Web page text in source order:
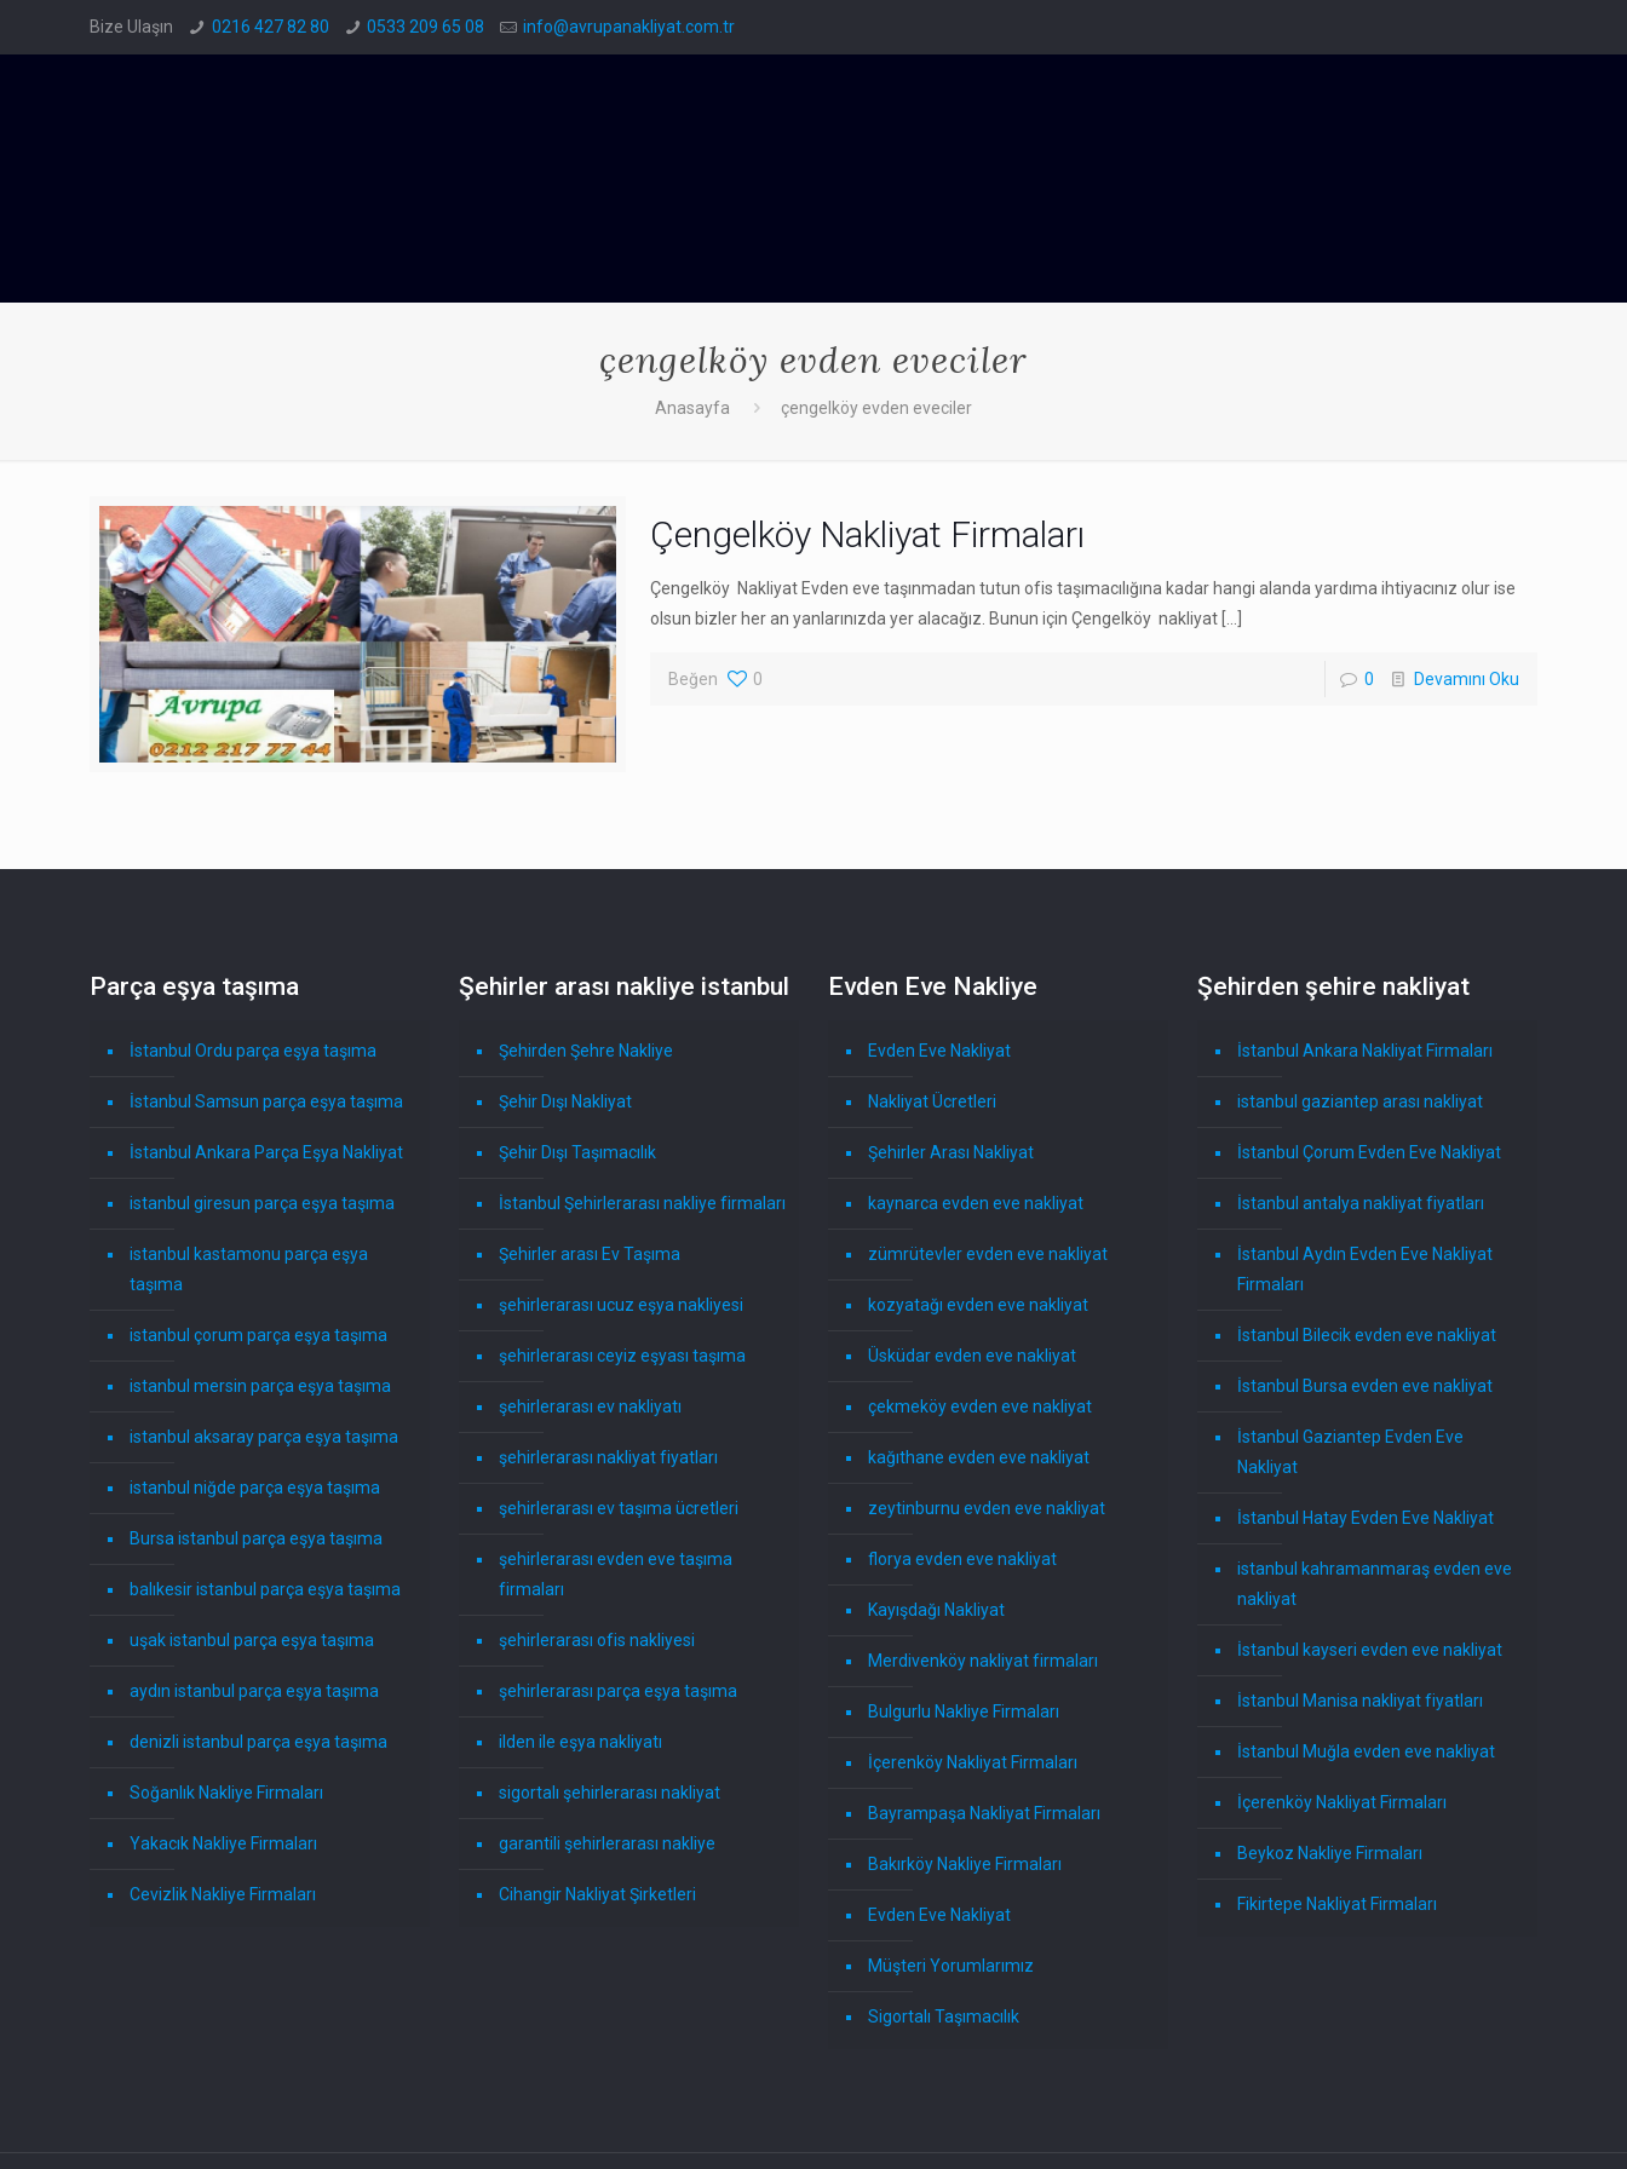
Bize Ulaşın 0216 427 82 80 0533 209 65 08 info@avrupanakliyat.com.tr
çengelköy evden eveciler
Anasayfa çengelköy evden eveciler
Çengelköy Nakliyat Firmaları
Çengelköy Nakliyat Evden eve taşınmadan tutun ofis taşımacılığına kadar hangi alanda yardıma ihtiyacınız olur ise
olsun bizler her an yanlarınızda yer alacağız. Bunun için Çengelköy nakliyat[…]
Beğen 0 0 Devamını Oku
Parça eşya taşıma
İstanbul Ordu parça eşya taşıma
İstanbul Samsun parça eşya taşıma
İstanbul Ankara Parça Eşya Nakliyat
istanbul giresun parça eşya taşıma
istanbul kastamonu parça eşya
taşıma
istanbul çorum parça eşya taşıma
istanbul mersin parça eşya taşıma
istanbul aksaray parça eşya taşıma
istanbul niğde parça eşya taşıma
Bursa istanbul parça eşya taşıma
balıkesir istanbul parça eşya taşıma
uşak istanbul parça eşya taşıma
aydın istanbul parça eşya taşıma
denizli istanbul parça eşya taşıma
Soğanlık Nakliye Firmaları
Yakacık Nakliye Firmaları
Cevizlik Nakliye Firmaları
Şehirler arası nakliye istanbul
Şehirden Şehre Nakliye
Şehir Dışı Nakliyat
Şehir Dışı Taşımacılık
İstanbul Şehirlerarası nakliye firmaları
Şehirler arası Ev Taşıma
şehirlerarası ucuz eşya nakliyesi
şehirlerarası ceyiz eşyası taşıma
şehirlerarası ev nakliyatı
şehirlerarası nakliyat fiyatları
şehirlerarası ev taşıma ücretleri
şehirlerarası evden eve taşıma
firmaları
şehirlerarası ofis nakliyesi
şehirlerarası parça eşya taşıma
ilden ile eşya nakliyatı
sigortalı şehirlerarası nakliyat
garantili şehirlerarası nakliye
Cihangir Nakliyat Şirketleri
Evden Eve Nakliye
Evden Eve Nakliyat
Nakliyat Ücretleri
Şehirler Arası Nakliyat
kaynarca evden eve nakliyat
zümrütevler evden eve nakliyat
kozyatağı evden eve nakliyat
Üsküdar evden eve nakliyat
çekmeköy evden eve nakliyat
kağıthane evden eve nakliyat
zeytinburnu evden eve nakliyat
florya evden eve nakliyat
Kayışdağı Nakliyat
Merdivenköy nakliyat firmaları
Bulgurlu Nakliye Firmaları
İçerenköy Nakliyat Firmaları
Bayrampaşa Nakliyat Firmaları
Bakırköy Nakliye Firmaları
Evden Eve Nakliyat
Müşteri Yorumlarımız
Sigortalı Taşımacılık
Şehirden şehire nakliyat
İstanbul Ankara Nakliyat Firmaları
istanbul gaziantep arası nakliyat
İstanbul Çorum Evden Eve Nakliyat
İstanbul antalya nakliyat fiyatları
İstanbul Aydın Evden Eve Nakliyat
Firmaları
İstanbul Bilecik evden eve nakliyat
İstanbul Bursa evden eve nakliyat
İstanbul Gaziantep Evden Eve
Nakliyat
İstanbul Hatay Evden Eve Nakliyat
istanbul kahramanmaraş evden eve
nakliyat
İstanbul kayseri evden eve nakliyat
İstanbul Manisa nakliyat fiyatları
İstanbul Muğla evden eve nakliyat
İçerenköy Nakliyat Firmaları
Beykoz Nakliye Firmaları
Fikirtepe Nakliyat Firmaları